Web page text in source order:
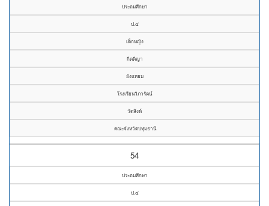
ประถมศึกษา
ป.๔
เด็กหญิง
กิตติญา
ยังแหยม
โรงเรียนวิภารัตน์
วัดสิงห์
คณะจังหวัดปทุมธานี
54
ประถมศึกษา
ป.๔